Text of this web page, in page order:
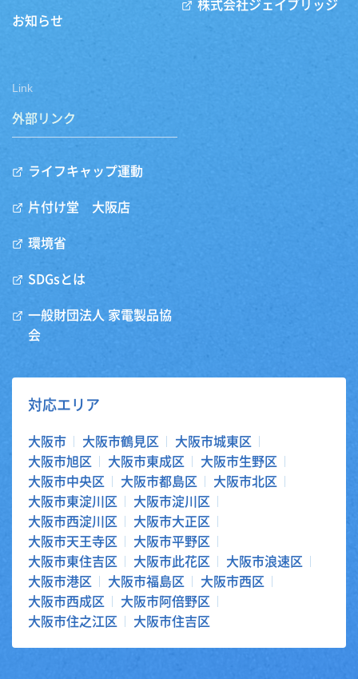
お知らせ
株式会社ジェイブリッジ
Link
外部リンク
ライフキャップ運動
片付け堂 大阪店
環境省
SDGsとは
一般財団法人 家電製品協
会
対応エリア
大阪市 大阪市鶴見区
大阪市城東区
大阪市旭区
大阪市東成区
大阪市生野区
大阪市中央区
大阪市都島区
大阪市北区
大阪市東淀川区
大阪市淀川区
大阪市西淀川区
大阪市大正区
大阪市天王寺区
大阪市平野区
大阪市東住吉区
大阪市此花区
大阪市浪速区
大阪市港区
大阪市福島区
大阪市西区
大阪市西成区
大阪市阿倍野区
大阪市住之江区
大阪市住吉区